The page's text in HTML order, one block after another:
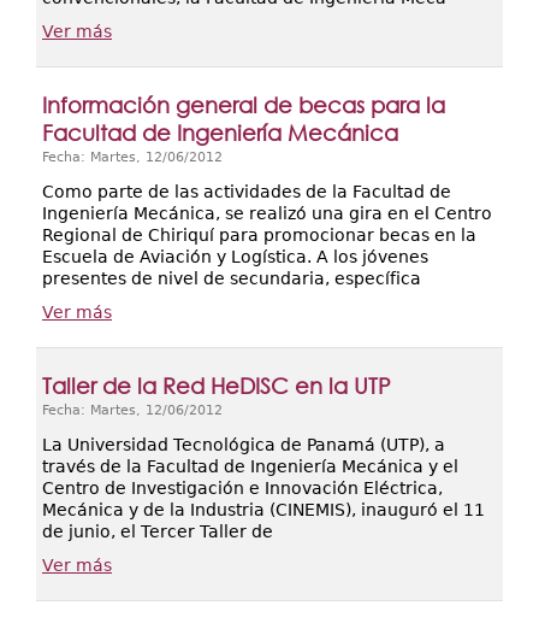
Ver más
Información general de becas para la
Facultad de Ingeniería Mecánica
Fecha: Martes, 12/06/2012
Como parte de las actividades de la Facultad de
Ingeniería Mecánica, se realizó una gira en el Centro
Regional de Chiriquí para promocionar becas en la
Escuela de Aviación y Logística. A los jóvenes
presentes de nivel de secundaria, específica
Ver más
Taller de la Red HeDISC en la UTP
Fecha: Martes, 12/06/2012
La Universidad Tecnológica de Panamá (UTP), a
través de la Facultad de Ingeniería Mecánica y el
Centro de Investigación e Innovación Eléctrica,
Mecánica y de la Industria (CINEMIS), inauguró el 11
de junio, el Tercer Taller de
Ver más